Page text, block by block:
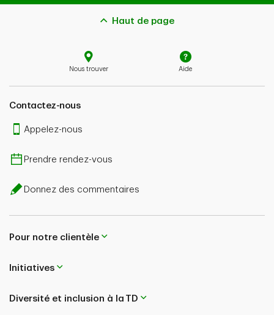
Haut de page
Nous trouver Aide
Contactez-nous
Appelez-nous
Prendre rendez-vous
Donnez des commentaires
Pour notre clientèle
Initiatives
Diversité et inclusion à la TD